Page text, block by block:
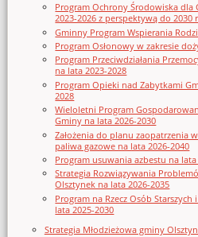
Program Ochrony Środowiska dla
2023-2026 z perspektywą do 2030
Gminny Program Wspierania
Program Osłonowy w zakresie
Program Przeciwdziałania
na lata 2023-2028
Program Opieki nad Zabytkami
2028
Wieloletni Program
Gminy na lata 2026-2030
Założenia do planu zaopatrzenia
paliwa gazowe na lata 2026-2040
Program usuwania azbestu na lata
Strategia Rozwiązywania
Olsztynek na lata 2026-2035
Program na Rzecz Osób
lata 2025-2030
Strategia Młodzieżowa gminy